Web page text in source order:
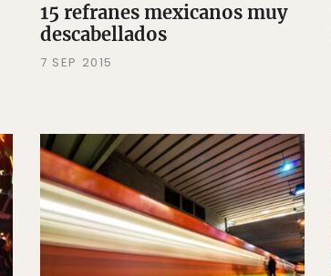
15 refranes mexicanos muy
descabellados
7 SEP 2015